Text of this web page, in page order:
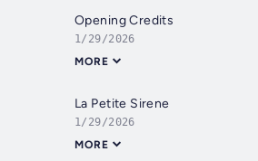
Opening Credits
1/29/2026
MORE
La Petite Sirene
1/29/2026
MORE